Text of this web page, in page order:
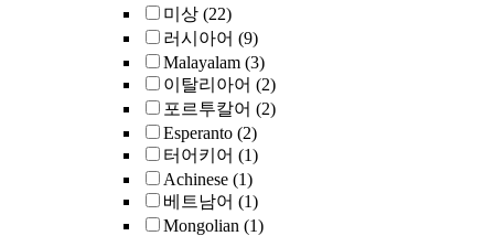
미상 (22)
러시아어 (9)
Malayalam (3)
이탈리아어 (2)
포르투칼어 (2)
Esperanto (2)
터어키어 (1)
Achinese (1)
베트남어 (1)
Mongolian (1)